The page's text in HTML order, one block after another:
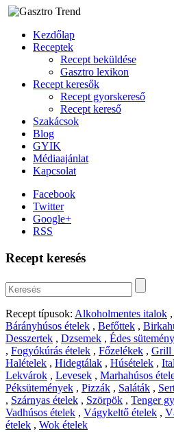
Kezdőlap
Receptek
Recept beküldése
Gasztro lexikon
Recept keresők
Recept gyorskereső
Recept kereső
Szakácsok
Blog
GYIK
Médiaajánlat
Kapcsolat
Facebook
Twitter
Google+
RSS
Recept keresés
Recept típusok: Alkoholmentes italok ,
Bárányhúsos ételek , Befőttek ,
Desszertek , Dzsemek , Édes
, Fogyókúrás ételek , Főzelékek , Grill
Halételek , Hidegtálak , Húsételek ,
Lekvárok , Levesek , Marhahúsos
Péksütemények , Pizzák , Saláták ,
, Szárnyas ételek , Szörpök , Tenger
Vadhúsos ételek , Vágykeltő ételek ,
ételek , Wok ételek